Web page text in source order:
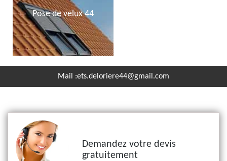
Pose de velux 44
Mail :ets.deloriere44@gmail.com
Demandez votre devis
gratuitement